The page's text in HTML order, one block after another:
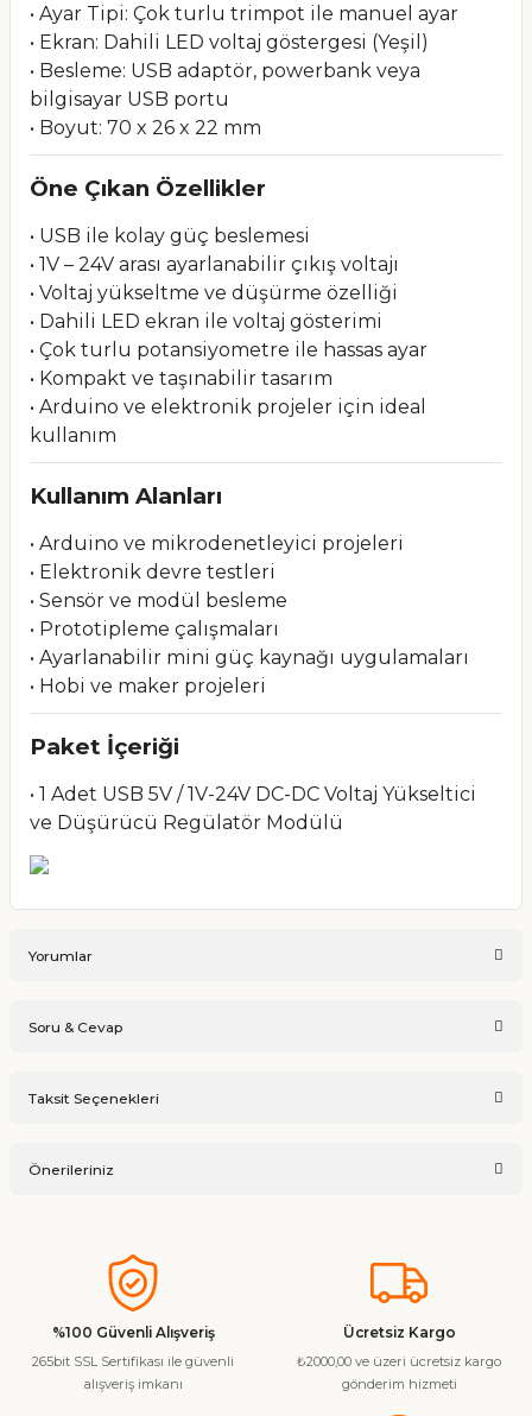
• Ayar Tipi: Çok turlu trimpot ile manuel ayar
• Ekran: Dahili LED voltaj göstergesi (Yeşil)
• Besleme: USB adaptör, powerbank veya
bilgisayar USB portu
• Boyut: 70 x 26 x 22 mm
Öne Çıkan Özellikler
• USB ile kolay güç beslemesi
• 1V – 24V arası ayarlanabilir çıkış voltajı
• Voltaj yükseltme ve düşürme özelliği
• Dahili LED ekran ile voltaj gösterimi
• Çok turlu potansiyometre ile hassas ayar
• Kompakt ve taşınabilir tasarım
• Arduino ve elektronik projeler için ideal
kullanım
Kullanım Alanları
• Arduino ve mikrodenetleyici projeleri
• Elektronik devre testleri
• Sensör ve modül besleme
• Prototipleme çalışmaları
• Ayarlanabilir mini güç kaynağı uygulamaları
• Hobi ve maker projeleri
Paket İçeriği
• 1 Adet USB 5V / 1V-24V DC-DC Voltaj Yükseltici
ve Düşürücü Regülatör Modülü
Yorumlar
Soru & Cevap
Taksit Seçenekleri
Önerileriniz
konularda yetersiz gördüğünüz noktaları öneri formunu
kullanarak tarafımıza iletebilirsiniz.
Görüş ve önerileriniz için teşekkür ederiz.
Ürün resmi kalitesiz, bozuk veya görüntülenemiyor.
%100 Güvenli Alışveriş
265bit SSL Sertifikası ile güvenli
alışveriş imkanı
Ücretsiz Kargo
₺2000,00 ve üzeri ücretsiz kargo
gönderim hizmeti